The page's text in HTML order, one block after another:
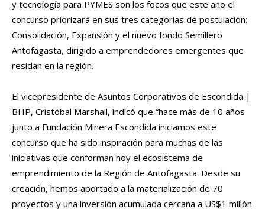
y tecnología para PYMES son los focos que este año el
concurso priorizará en sus tres categorías de postulación:
Consolidación, Expansión y el nuevo fondo Semillero
Antofagasta, dirigido a emprendedores emergentes que
residan en la región.
El vicepresidente de Asuntos Corporativos de Escondida |
BHP, Cristóbal Marshall, indicó que “hace más de 10 años
junto a Fundación Minera Escondida iniciamos este
concurso que ha sido inspiración para muchas de las
iniciativas que conforman hoy el ecosistema de
emprendimiento de la Región de Antofagasta. Desde su
creación, hemos aportado a la materialización de 70
proyectos y una inversión acumulada cercana a US$1 millón